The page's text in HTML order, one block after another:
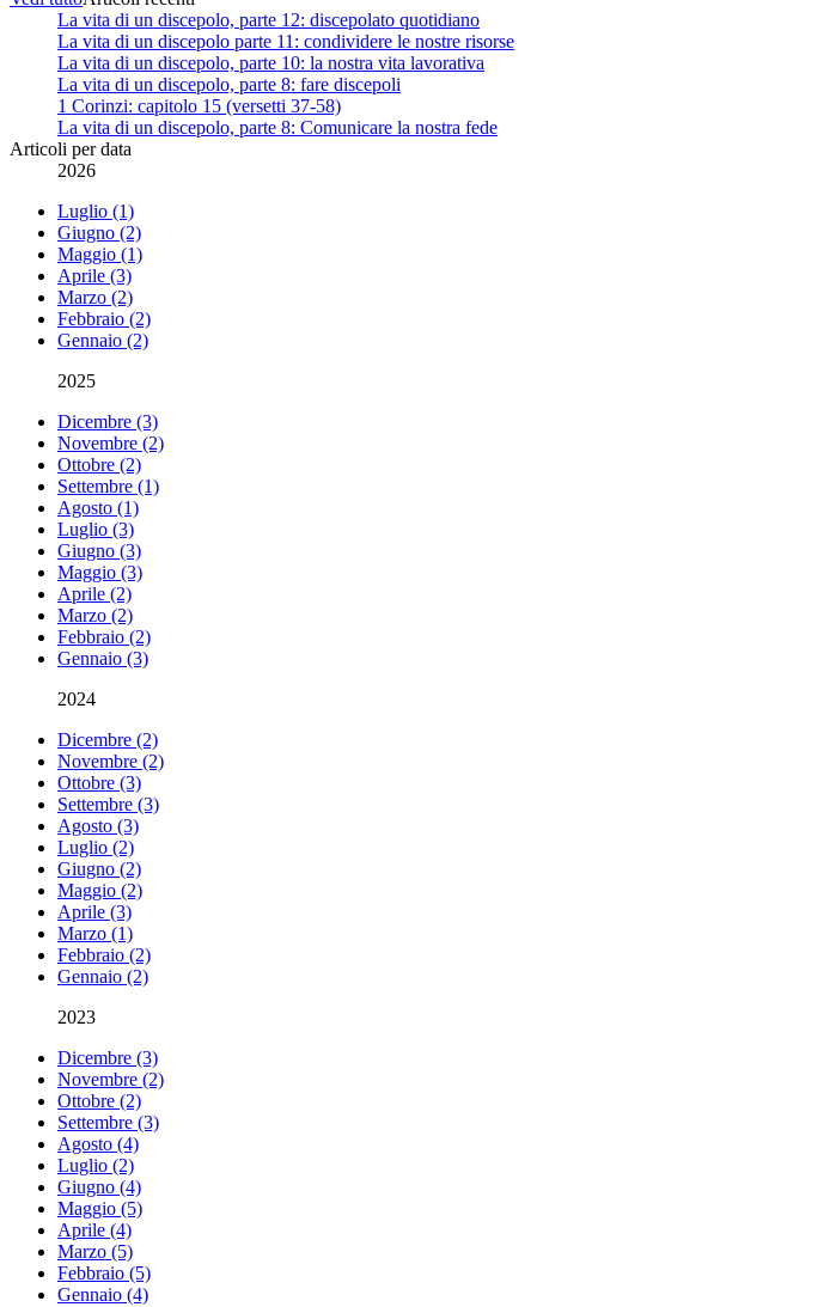
La vita di un discepolo, parte 12: discepolato quotidiano
La vita di un discepolo parte 11: condividere le nostre risorse
La vita di un discepolo, parte 10: la nostra vita lavorativa
La vita di un discepolo, parte 8: fare discepoli
1 Corinzi: capitolo 15 (versetti 37-58)
La vita di un discepolo, parte 8: Comunicare la nostra fede
Articoli per data
2026
Luglio (1)
Giugno (2)
Maggio (1)
Aprile (3)
Marzo (2)
Febbraio (2)
Gennaio (2)
2025
Dicembre (3)
Novembre (2)
Ottobre (2)
Settembre (1)
Agosto (1)
Luglio (3)
Giugno (3)
Maggio (3)
Aprile (2)
Marzo (2)
Febbraio (2)
Gennaio (3)
2024
Dicembre (2)
Novembre (2)
Ottobre (3)
Settembre (3)
Agosto (3)
Luglio (2)
Giugno (2)
Maggio (2)
Aprile (3)
Marzo (1)
Febbraio (2)
Gennaio (2)
2023
Dicembre (3)
Novembre (2)
Ottobre (2)
Settembre (3)
Agosto (4)
Luglio (2)
Giugno (4)
Maggio (5)
Aprile (4)
Marzo (5)
Febbraio (5)
Gennaio (4)